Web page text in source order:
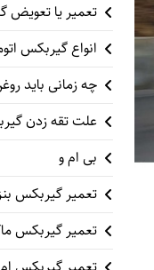
تعمیر یا تعویض
انواع گیربکس
چه زمانی باید
علت تقه زدن
بی ام و
تعمیر گیربکس
تعمیر گیربکس